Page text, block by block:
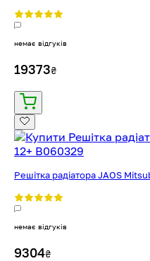
немає відгуків
19373₴
Решітка радіатора JAOS
немає відгуків
9304₴